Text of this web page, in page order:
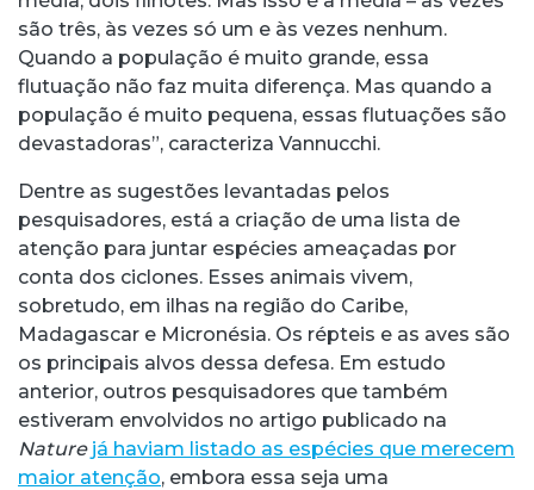
são três, às vezes só um e às vezes nenhum.
Quando a população é muito grande, essa
flutuação não faz muita diferença. Mas quando a
população é muito pequena, essas flutuações são
devastadoras”, caracteriza Vannucchi.
Dentre as sugestões levantadas pelos
pesquisadores, está a criação de uma lista de
atenção para juntar espécies ameaçadas por
conta dos ciclones. Esses animais vivem,
sobretudo, em ilhas na região do Caribe,
Madagascar e Micronésia. Os répteis e as aves são
os principais alvos dessa defesa. Em estudo
anterior, outros pesquisadores que também
estiveram envolvidos no artigo publicado na
Nature já haviam listado as espécies que merecem
maior atenção, embora essa seja uma